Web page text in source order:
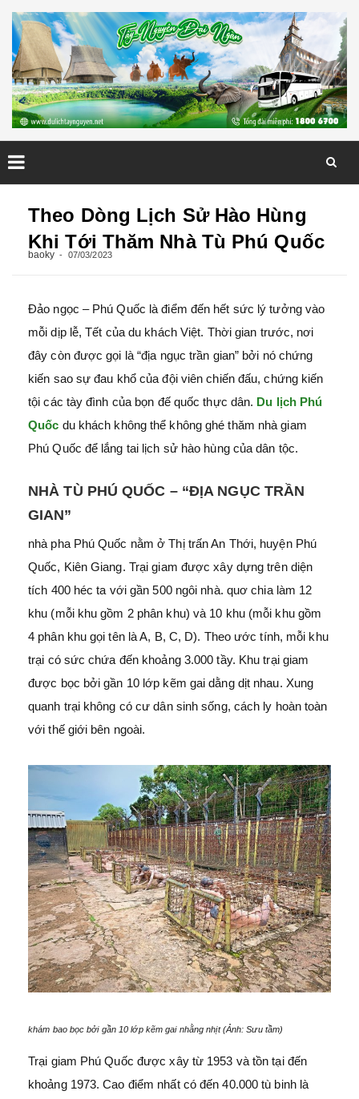
Theo Dòng Lịch Sử Hào Hùng
Khi Tới Thăm Nhà Tù Phú Quốc
baoky 07/03/2023
Đảo ngọc – Phú Quốc là điểm đến hết sức lý tưởng vào
mỗi dịp lễ, Tết của du khách Việt. Thời gian trước, nơi
đây còn được gọi là “địa ngục trần gian” bởi nó chứng
kiến sao sự đau khổ của đội viên chiến đấu, chứng kiến
tội các tày đình của bọn đế quốc thực dân. Du lịch Phú
Quốc du khách không thể không ghé thăm nhà giam
Phú Quốc để lắng tai lịch sử hào hùng của dân tộc.
NHÀ TÙ PHÚ QUỐC – “ĐỊA NGỤC TRẦN
GIAN”
nhà pha Phú Quốc nằm ở Thị trấn An Thới, huyện Phú
Quốc, Kiên Giang. Trại giam được xây dựng trên diện
tích 400 héc ta với gần 500 ngôi nhà. quơ chia làm 12
khu (mỗi khu gồm 2 phân khu) và 10 khu (mỗi khu gồm
4 phân khu gọi tên là A, B, C, D). Theo ước tính, mỗi khu
trại có sức chứa đến khoảng 3.000 tầy. Khu trại giam
được bọc bởi gần 10 lớp kẽm gai dằng dịt nhau. Xung
quanh trại không có cư dân sinh sống, cách ly hoàn toàn
với thế giới bên ngoài.
khám bao bọc bởi gần 10 lớp kẽm gai nhằng nhịt (Ảnh: Sưu tầm)
Trại giam Phú Quốc được xây từ 1953 và tồn tại đến
khoảng 1973. Cao điểm nhất có đến 40.000 tù binh là